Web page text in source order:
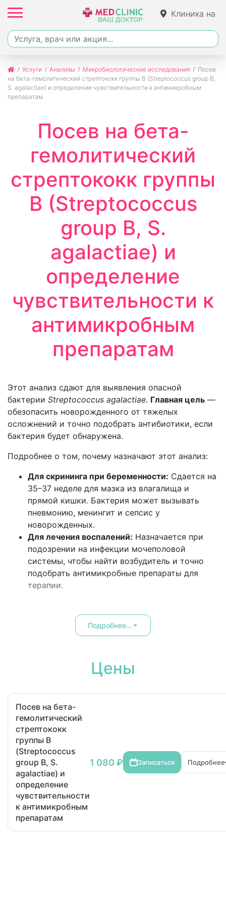
Клиника на
Джалиля
Услуги Анализы Микробиологические исследования
Посев
на бета-гемолитический стрептококк группы В (Streptococcus group В,
S. agalactiae) и определение чувствительности к антимикробным
препаратам
Посев на бета-
гемолитический
стрептококк группы
В (Streptococcus
group В, S.
agalactiae) и
определение
чувствительности к
антимикробным
препаратам
Этот анализ сдают для выявления опасной
бактерии Streptococcus agalactiae. Главная цель —
обезопасить новорожденного от тяжелых
осложнений и точно подобрать антибиотики, если
бактерия будет обнаружена.
Подробнее о том, почему назначают этот анализ:
Для скрининга при беременности: Сдается на
35–37 неделе для мазка из влагалища и
прямой кишки. Бактерия может вызывать
пневмонию, менингит и сепсис у
новорожденных.
Для лечения воспалений: Назначается при
подозрении на инфекции мочеполовой
системы, чтобы найти возбудитель и точно
подобрать антимикробные препараты для
терапии.
Подробнее...
Цены
Посев на бета-
гемолитический
стрептококк
группы В
(Streptococcus
group В, S.
agalactiae) и
определение
чувствительности
к антимикробным
препаратам
1 080 ₽ Записаться Подробнее